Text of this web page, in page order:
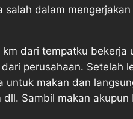
dalam
dari tempatku bekerja
perusahaan. Setelah
makan dan
Sambil makan